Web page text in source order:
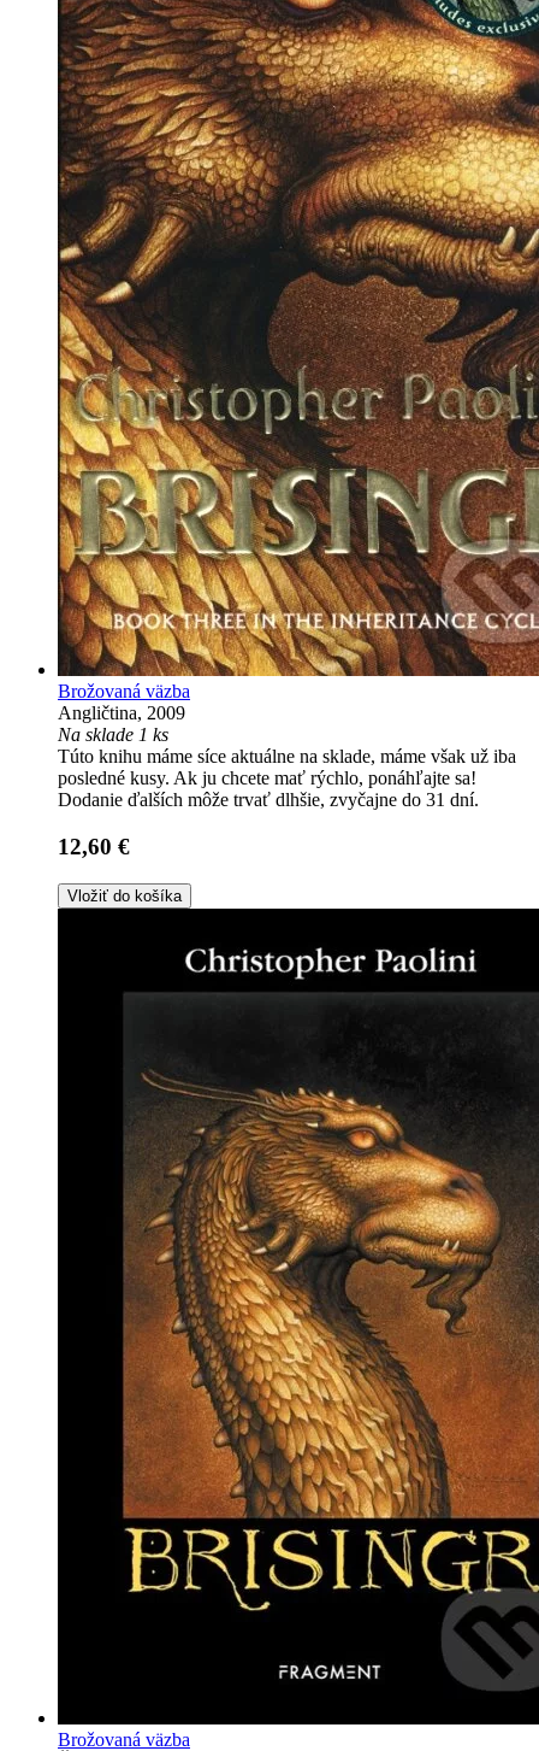
Brožovaná väzba
Angličtina, 2009
Na sklade 1 ks
Túto knihu máme síce aktuálne na sklade, máme však už iba
posledné kusy. Ak ju chcete mať rýchlo, ponáhľajte sa!
Dodanie ďalších môže trvať dlhšie, zvyčajne do 31 dní.
12,60 €
Vložiť do košíka
Brožovaná väzba